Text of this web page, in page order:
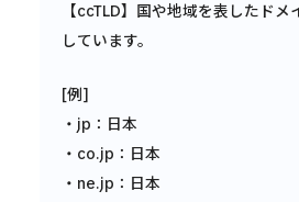
【ccTLD】国や地域を表したド
しています。
[例]
・jp：日本
・co.jp：日本
・ne.jp：日本